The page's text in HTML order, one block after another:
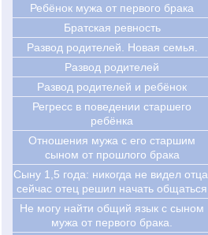
Ребёнок мужа от первого брака
Братская ревность
Развод родителей. Новая семья.
Развод родителей
Развод родителей и ребёнок
Регресс в поведении старшего
ребёнка
Отношения мужа с его старшим
сыном от прошлого брака
Cыну 1,5 года: никогда не видел отца,
сейчас отец решил начать общаться
Не могу найти общий язык с сыном
мужа от первого брака.